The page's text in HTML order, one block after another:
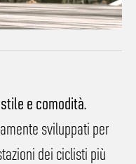
e comodità.
sviluppati per
dei ciclisti più